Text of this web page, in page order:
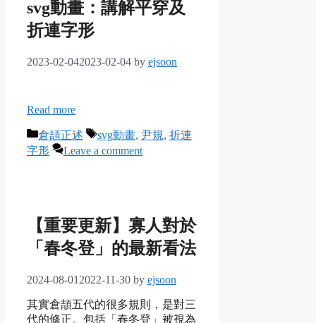
svg動畫：講解平穿及
折連字形
2023-02-042023-02-04 by ejsoon
Read more
Categories
倉頡正述 Tags
svg動畫, 尹規, 折連
字形
Leave a comment
【重要更新】寡人對於
「春冬登」的最新看法
2024-08-01 2022-11-30 by ejsoon
其實倉頡五代的很多規則，是對三
代的修正。包括「春冬登」被視為